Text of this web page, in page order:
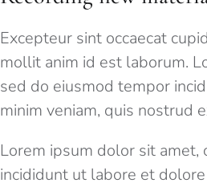
Excepteur sint occaecat
mollit anim id est laborum.
sed do eiusmod tempor
minim veniam, quis nostrud
Lorem ipsum dolor sit
incididunt ut labore et